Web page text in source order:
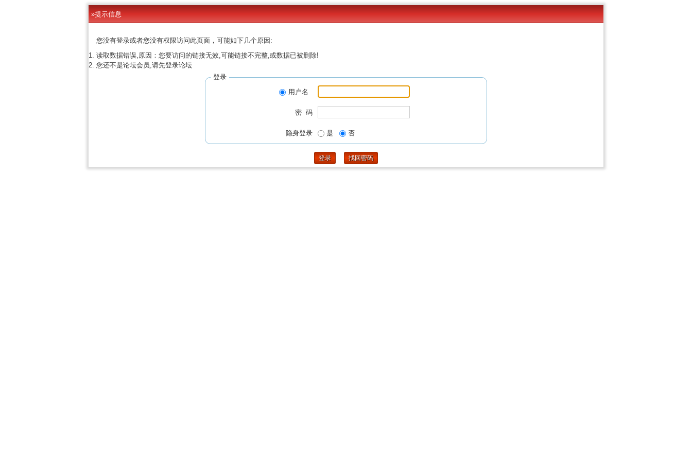
»提示信息
您没有登录或者您没有权限访问此页面，可能如下几个原因:
读取数据错误,原因：您要访问的链接无效,可能链接不完整,或数据已被删除!
您还不是论坛会员,请先登录论坛
登录
用户名
密 码
隐身登录 是 否